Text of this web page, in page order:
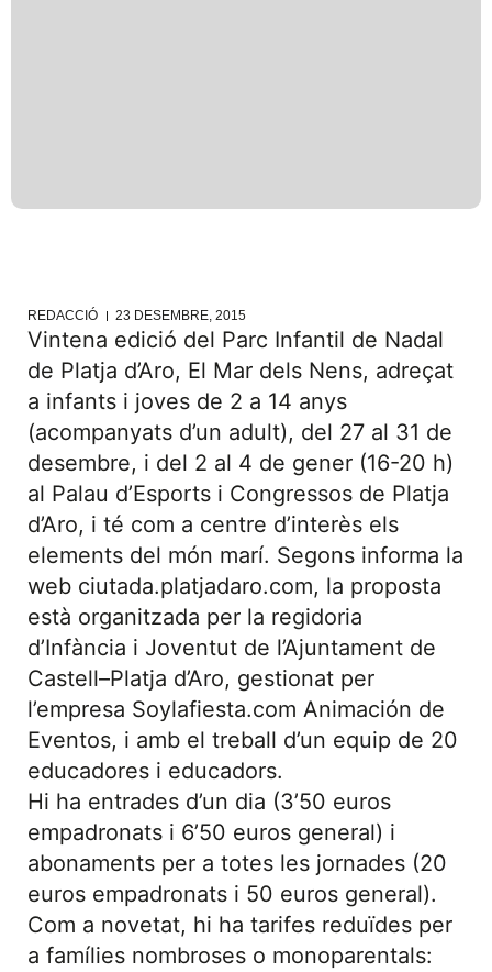
REDACCIÓ 23 DESEMBRE, 2015
Vintena edició del Parc Infantil de Nadal
de Platja d’Aro, El Mar dels Nens, adreçat
a infants i joves de 2 a 14 anys
(acompanyats d’un adult), del 27 al 31 de
desembre, i del 2 al 4 de gener (16-20 h)
al Palau d’Esports i Congressos de Platja
d’Aro, i té com a centre d’interès els
elements del món marí. Segons informa la
web ciutada.platjadaro.com, la proposta
està organitzada per la regidoria
d’Infància i Joventut de l’Ajuntament de
Castell–Platja d’Aro, gestionat per
l’empresa Soylafiesta.com Animación de
Eventos, i amb el treball d’un equip de 20
educadores i educadors.
Hi ha entrades d’un dia (3’50 euros
empadronats i 6’50 euros general) i
abonaments per a totes les jornades (20
euros empadronats i 50 euros general).
Com a novetat, hi ha tarifes reduïdes per
a famílies nombroses o monoparentals: